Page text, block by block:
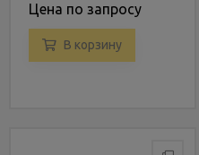
Цена по запросу
В корзину